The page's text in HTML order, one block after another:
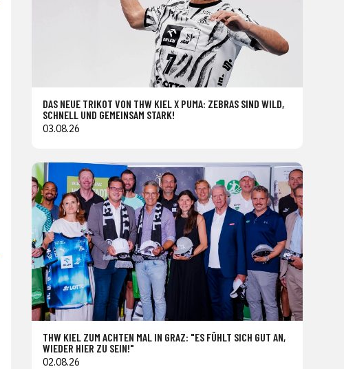
DAS NEUE TRIKOT VON THW KIEL X PUMA: ZEBRAS SIND WILD,
SCHNELL UND GEMEINSAM STARK!
03.08.26
THW KIEL ZUM ACHTEN MAL IN GRAZ: "ES FÜHLT SICH GUT AN,
WIEDER HIER ZU SEIN!"
02.08.26